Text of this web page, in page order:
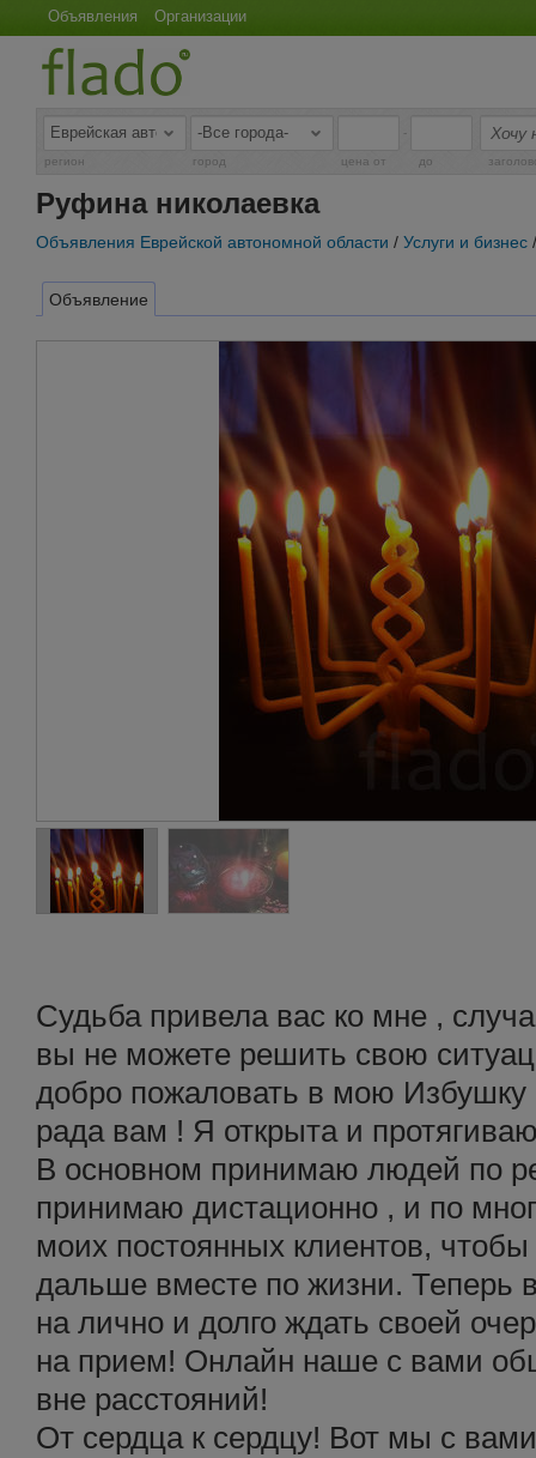
Объявления Организации
-
регион город цена от до
Руфина николаевка
Объявления Еврейской автономной области / Услуги и бизнес
Объявление
Судьба привела вас ко мне ,
вы не можете решить свою
добро пожаловать в мою Избушку
рада вам ! Я открыта и
В основном принимаю людей по
принимаю дистационно , и по
моих постоянных клиентов,
дальше вместе по жизни. Теперь
на лично и долго ждать своей
на прием! Онлайн наше с вами
вне расстояний!
От сердца к сердцу! Вот мы с